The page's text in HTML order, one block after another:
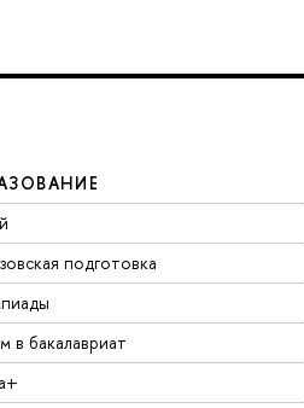
подготовка
в бакалавриат